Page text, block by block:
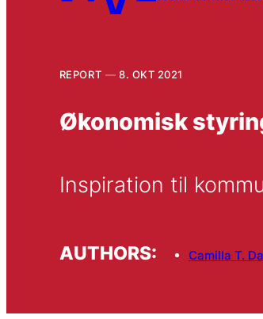
REPORT 8. OKT 2021
Økonomisk
Inspiration til
AUTHORS: Camilla T.